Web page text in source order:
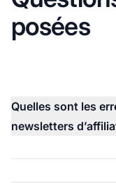
posées
Quelles sont les
newsletters